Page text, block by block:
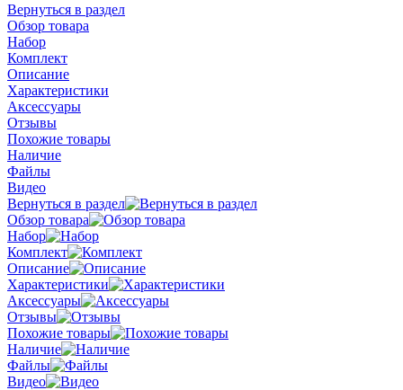
Вернуться в раздел
Обзор товара
Набор
Комплект
Описание
Характеристики
Аксессуары
Отзывы
Похожие товары
Наличие
Файлы
Видео
Вернуться в раздел
Обзор товара
Набор
Комплект
Описание
Характеристики
Аксессуары
Отзывы
Похожие товары
Наличие
Файлы
Видео